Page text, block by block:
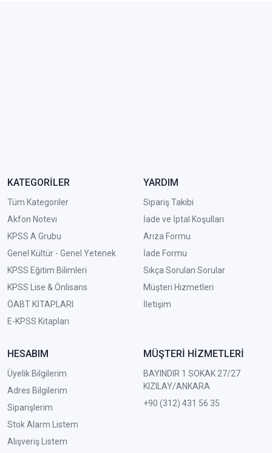
KATEGORİLER
Tüm Kategoriler
Akfon Notevi
KPSS A Grubu
Genel Kültür - Genel Yetenek
KPSS Eğitim Bilimleri
KPSS Lise & Önlisans
ÖABT KİTAPLARI
E-KPSS Kitapları
YARDIM
Sipariş Takibi
İade ve İptal Koşulları
Arıza Formu
İade Formu
Sıkça Sorulan Sorular
Müşteri Hizmetleri
İletişim
HESABIM
Üyelik Bilgilerim
Adres Bilgilerim
Siparişlerim
Stok Alarm Listem
Alışveriş Listem
MÜŞTERİ HİZMETLERİ
BAYINDIR 1 SOKAK 27/27
KIZILAY/ANKARA
+90 (312) 431 56 35